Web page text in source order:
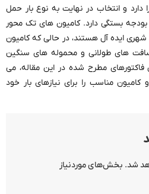
دارد و انتخاب در نهایت به نوع بار حمل
بستگی دارد. کامیون های تک محور
ایده آل هستند، در حالی که کامیون
های طولانی و محموله های سنگین
مطرح شده در این مقاله، می
کامیون مناسب را برای نیازهای بار خود
شد. بخش‌های موردنیاز